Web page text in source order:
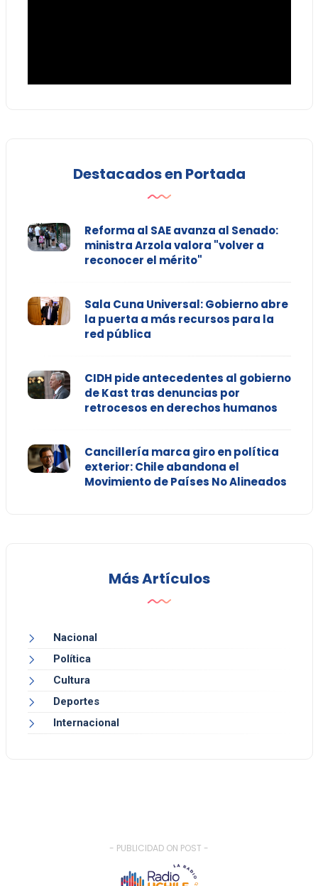
Destacados en Portada
Reforma al SAE avanza al Senado:
ministra Arzola valora "volver a
reconocer el mérito"
Sala Cuna Universal: Gobierno abre
la puerta a más recursos para la
red pública
CIDH pide antecedentes al gobierno
de Kast tras denuncias por
retrocesos en derechos humanos
Cancillería marca giro en política
exterior: Chile abandona el
Movimiento de Países No Alineados
Más Artículos
Nacional
Política
Cultura
Deportes
Internacional
- PUBLICIDAD ON POST -